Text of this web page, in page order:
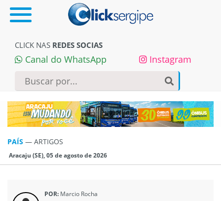
CLICK NAS REDES SOCIAS
Canal do WhatsApp Instagram
PAÍS — ARTIGOS
Aracaju (SE), 05 de agosto de 2026
POR: Marcio Rocha